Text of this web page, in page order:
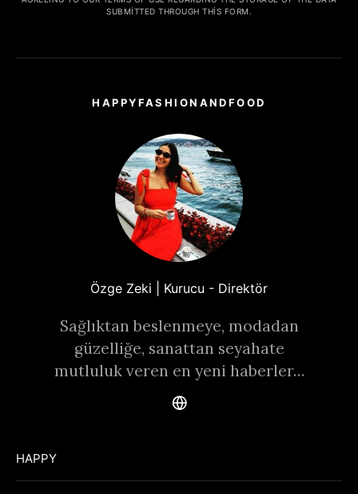
SUBMITTED THROUGH THIS FORM.
HAPPYFASHIONANDFOOD
Özge Zeki | Kurucu - Direktör
Sağlıktan beslenmeye, modadan
güzelliğe, sanattan seyahate
mutluluk veren en yeni haberler…
HAPPY